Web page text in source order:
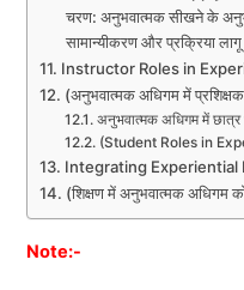
चरण: अनुभवात्मक सीखने के
सामान्यीकरण और प्रक्रिया
Instructor Roles in
(अनुभवात्मक अधिगम में
अनुभवात्मक अधिगम में छात्र
(Student Roles in
Integrating Experiential
(शिक्षण में अनुभवात्मक अधिगम
Note:-